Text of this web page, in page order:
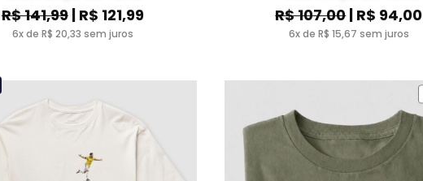
R$ 141,99| R$ 121,99
6x de R$ 20,33 sem juros
R$ 107,00| R$ 94,00
6x de R$ 15,67 sem juros